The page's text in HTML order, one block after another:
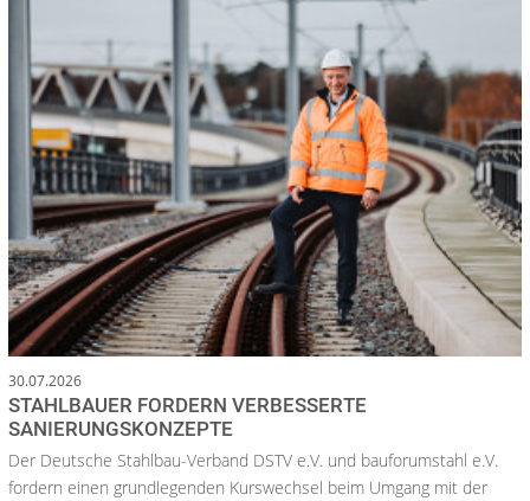
30.07.2026
STAHLBAUER FORDERN VERBESSERTE
SANIERUNGSKONZEPTE
Der Deutsche Stahlbau-Verband DSTV e.V. und bauforumstahl e.V.
fordern einen grundlegenden Kurswechsel beim Umgang mit der